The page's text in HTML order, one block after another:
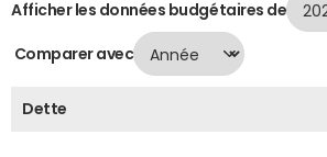
Afficher les données budgétaires de
Comparer avec
Dette